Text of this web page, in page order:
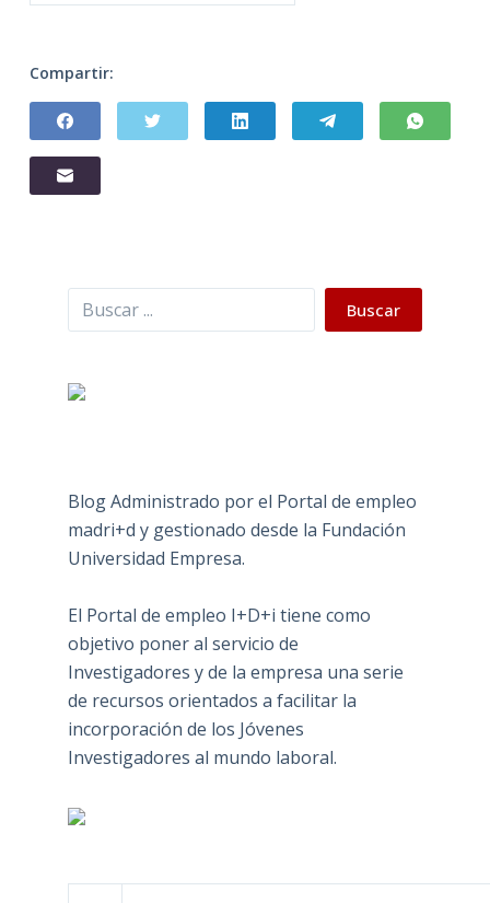
Compartir:
Buscar Buscar
Blog Administrado por el Portal de empleo
madri+d y gestionado desde la Fundación
Universidad Empresa.
El Portal de empleo I+D+i tiene como
objetivo poner al servicio de
Investigadores y de la empresa una serie
de recursos orientados a facilitar la
incorporación de los Jóvenes
Investigadores al mundo laboral.